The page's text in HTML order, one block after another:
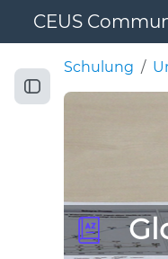
CEUS
Kursindex öffnen
Schulung